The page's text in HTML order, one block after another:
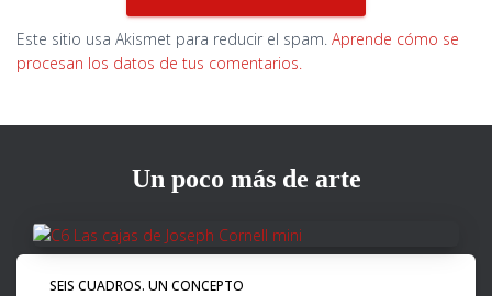
Este sitio usa Akismet para reducir el spam. Aprende cómo se
procesan los datos de tus comentarios.
Un poco más de arte
SEIS CUADROS. UN CONCEPTO